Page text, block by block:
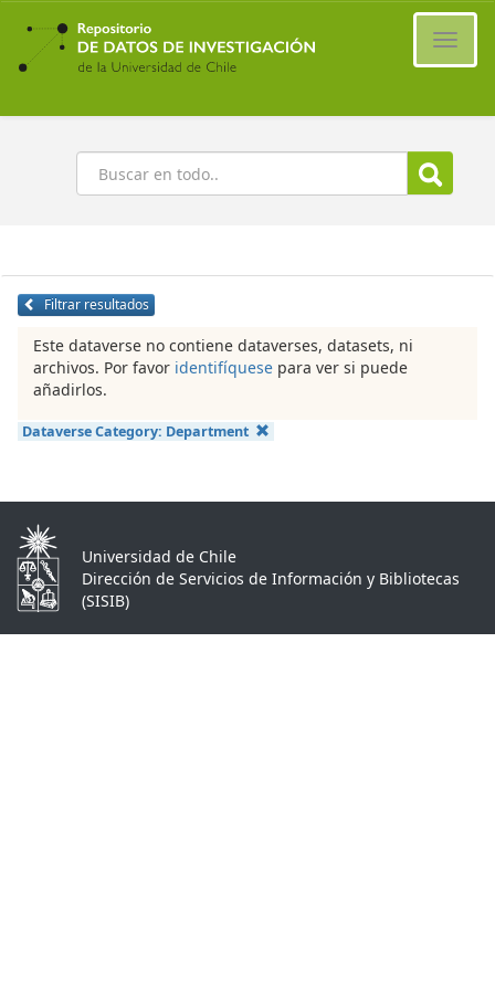
Ir
contenido
principal
Buscar
Filtrar resultados
Este dataverse no contiene dataverses, datasets, ni
archivos. Por favor identifíquese para ver si puede
añadirlos.
Dataverse Category: Department
Universidad de Chile
Dirección de Servicios de Información y Bibliotecas
(SISIB)